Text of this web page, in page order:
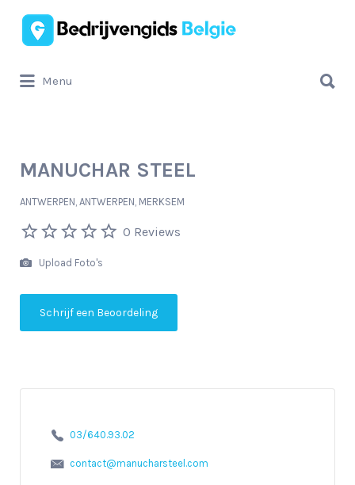
Zoek
naar:
Menu
naar:
MANUCHAR STEEL
ANTWERPEN, ANTWERPEN, MERKSEM
0 Reviews
Upload Foto's
Schrijf een Beoordeling
03/640.93.02
contact@manucharsteel.com